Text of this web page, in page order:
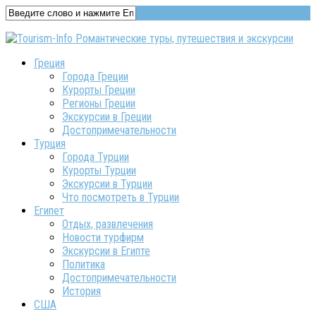
Греция
Города Греции
Курорты Греции
Регионы Греции
Экскурсии в Греции
Достопримечательности
Турция
Города Турции
Курорты Турции
Экскурсии в Турции
Что посмотреть в Турции
Египет
Отдых, развлечения
Новости турфирм
Экскурсии в Египте
Политика
Достопримечательности
История
США